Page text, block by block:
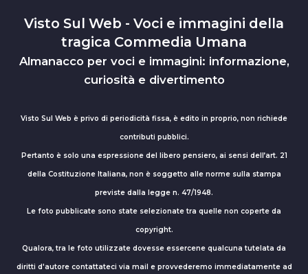
Visto Sul Web - Voci e immagini della
tragica Commedia Umana
Almanacco per voci e immagini: informazione,
curiosità e divertimento
Visto Sul Web è privo di periodicità fissa, è edito in proprio, non richiede
contributi pubblici.
Pertanto è solo una espressione del libero pensiero, ai sensi dell’art. 21
della Costituzione Italiana, non è soggetto alle norme sulla stampa
previste dalla legge n. 47/1948.
Le foto pubblicate sono state selezionate tra quelle non coperte da
copyright.
Qualora, tra le foto utilizzate dovesse essercene qualcuna tutelata da
diritti d'autore contattateci via mail e provvederemo immediatamente ad